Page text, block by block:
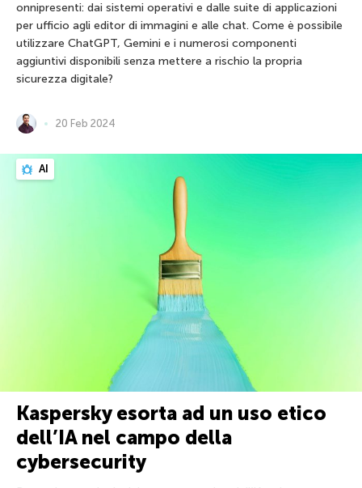
onnipresenti: dai sistemi operativi e dalle suite di applicazioni
per ufficio agli editor di immagini e alle chat. Come è possibile
utilizzare ChatGPT, Gemini e i numerosi componenti
aggiuntivi disponibili senza mettere a rischio la propria
sicurezza digitale?
20 Feb 2024
AI
Kaspersky esorta ad un uso etico
dell’IA nel campo della
cybersecurity